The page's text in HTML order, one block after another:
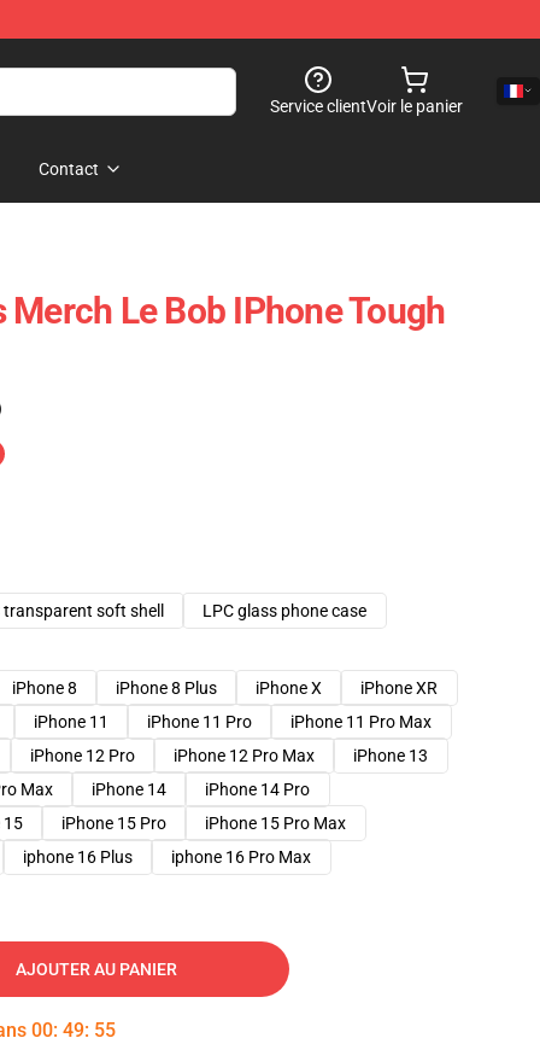
Service clientVoir le panier
Contact
Merch Le Bob IPhone Tough
transparent soft shell
LPC glass phone case
iPhone 8 iPhone 8 Plus iPhone X
iPhone XR
iPhone 11 iPhone 11 Pro
iPhone 11 Pro Max
iPhone 12 Pro iPhone 12 Pro Max
iPhone 13
Max iPhone 14
iPhone 14 Pro
15 iPhone 15 Pro
iPhone 15 Pro Max
iphone 16 Plus iphone 16 Pro Max
AJOUTER AU PANIER
00: 49: 54